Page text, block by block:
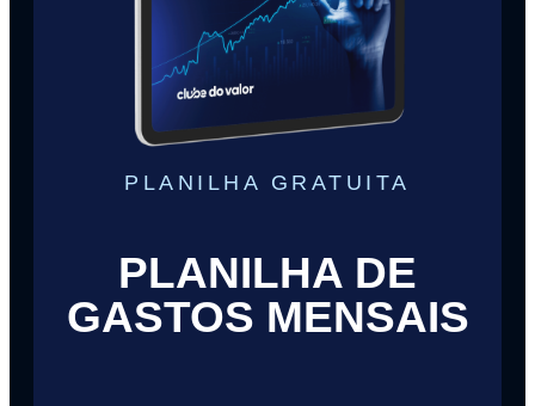
PLANILHA GRATUITA
PLANILHA DE
GASTOS MENSAIS